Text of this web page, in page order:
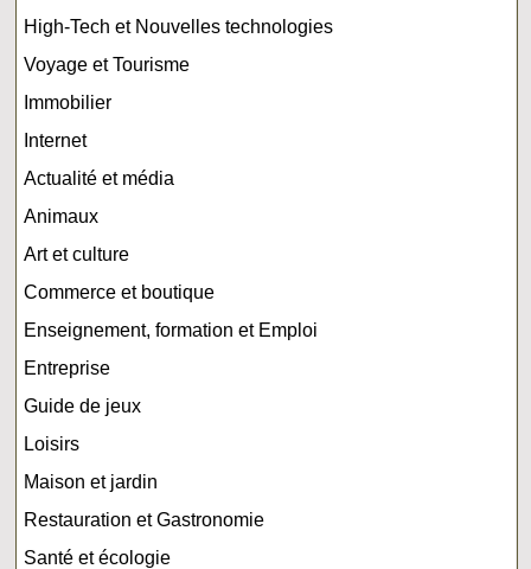
High-Tech et Nouvelles technologies
Voyage et Tourisme
Immobilier
Internet
Actualité et média
Animaux
Art et culture
Commerce et boutique
Enseignement, formation et Emploi
Entreprise
Guide de jeux
Loisirs
Maison et jardin
Restauration et Gastronomie
Santé et écologie